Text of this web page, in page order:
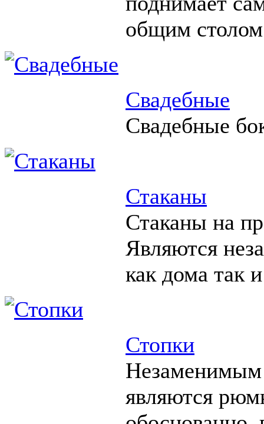
общим
Свадебные
Свадебные
Стаканы
Стаканы на
Являются
как дома так
Стопки
Незаменимым
являются